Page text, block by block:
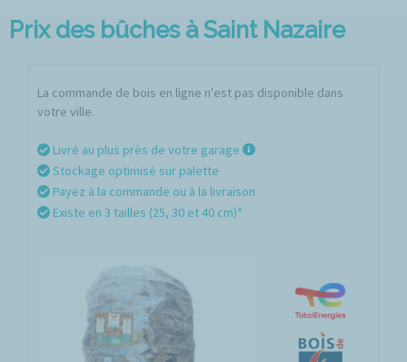
Prix des bûches à Saint Nazaire
La commande de bois en ligne n'est pas disponible dans
votre ville.
Livré au plus près de votre garage
Stockage optimisé sur palette
Payez à la commande ou à la livraison
Existe en 3 tailles (25, 30 et 40 cm)*